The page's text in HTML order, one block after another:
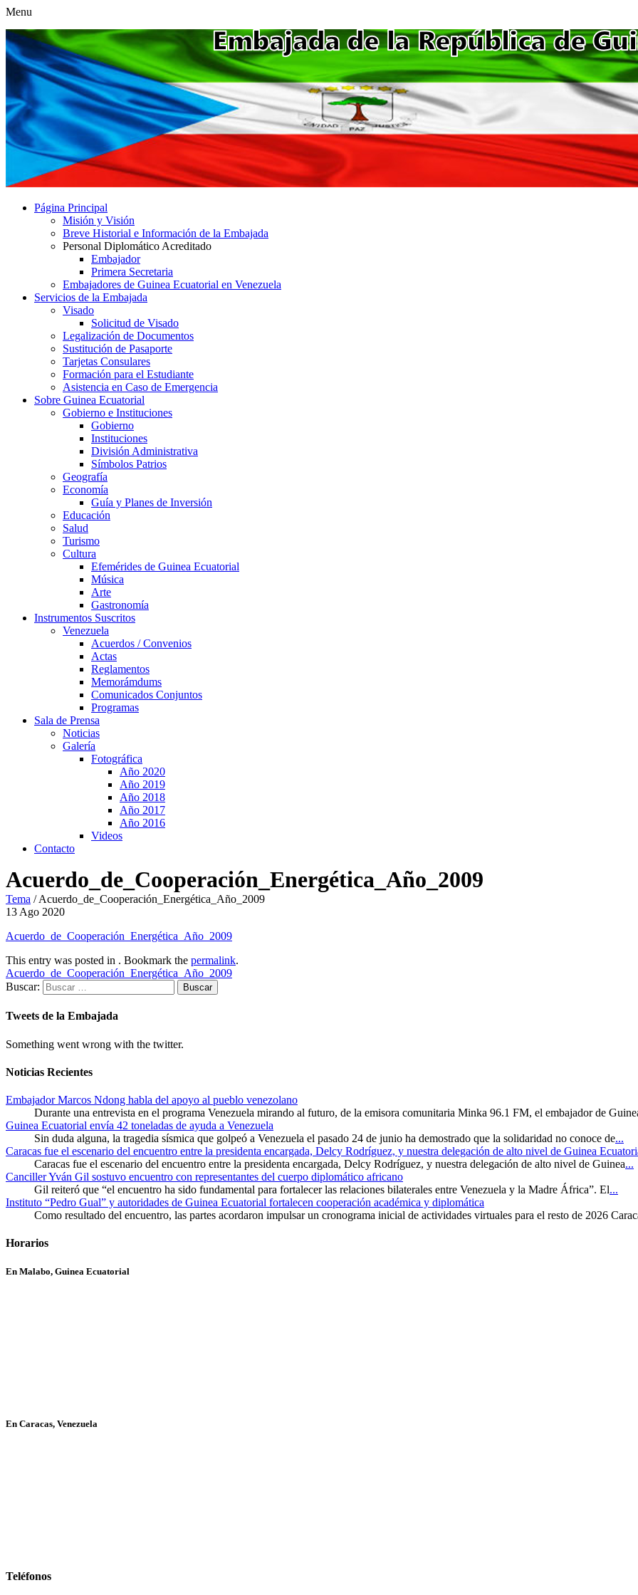
Menu
Página Principal
Misión y Visión
Breve Historial e Información de la Embajada
Personal Diplomático Acreditado
Embajador
Primera Secretaria
Embajadores de Guinea Ecuatorial en Venezuela
Servicios de la Embajada
Visado
Solicitud de Visado
Legalización de Documentos
Sustitución de Pasaporte
Tarjetas Consulares
Formación para el Estudiante
Asistencia en Caso de Emergencia
Sobre Guinea Ecuatorial
Gobierno e Instituciones
Gobierno
Instituciones
División Administrativa
Símbolos Patrios
Geografía
Economía
Guía y Planes de Inversión
Educación
Salud
Turismo
Cultura
Efemérides de Guinea Ecuatorial
Música
Arte
Gastronomía
Instrumentos Suscritos
Venezuela
Acuerdos / Convenios
Actas
Reglamentos
Memorámdums
Comunicados Conjuntos
Programas
Sala de Prensa
Noticias
Galería
Fotográfica
Año 2020
Año 2019
Año 2018
Año 2017
Año 2016
Videos
Contacto
Acuerdo_de_Cooperación_Energética_Año_2009
Tema /Acuerdo_de_Cooperación_Energética_Año_2009
13 Ago 2020
Acuerdo_de_Cooperación_Energética_Año_2009
This entry was posted in . Bookmark the permalink.
Acuerdo_de_Cooperación_Energética_Año_2009
Buscar:
Tweets de la Embajada
Something went wrong with the twitter.
Noticias Recientes
Embajador Marcos Ndong habla del apoyo al pueblo venezolano
Durante una entrevista en el programa Venezuela mirando al futuro, de la emisora comunitaria Minka 96.1 FM, el embajador de
Guinea Ecuatorial envía 42 toneladas de ayuda a Venezuela
Sin duda alguna, la tragedia sísmica que golpeó a Venezuela el pasado 24 de junio ha demostrado que la solidaridad no conoce de...
Caracas fue el escenario del encuentro entre la presidenta encargada, Delcy Rodríguez, y nuestra delegación de alto nivel de Guinea
Caracas fue el escenario del encuentro entre la presidenta encargada, Delcy Rodríguez, y nuestra delegación de alto nivel de Guinea...
Canciller Yván Gil sostuvo encuentro con representantes del cuerpo diplomático africano
Gil reiteró que “el encuentro ha sido fundamental para fortalecer las relaciones bilaterales entre Venezuela y la Madre África”. El...
Instituto “Pedro Gual” y autoridades de Guinea Ecuatorial fortalecen cooperación académica y diplomática
Como resultado del encuentro, las partes acordaron impulsar un cronograma inicial de actividades virtuales para el resto de 2026
Horarios
En Malabo, Guinea Ecuatorial
En Caracas, Venezuela
Teléfonos